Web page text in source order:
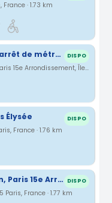
· 1.73 km
Parking en face de l'arrêt de métro La Motte Piquet Grenelle. DISPO
119 Boulevard de Grenelle, Paris 15e Arrondissement, Île-de-France, France · 1.75 km
Élysée DISPO
France · 1.76 km
96 Avenue de Suffren, Paris 15e Arrondissement, Île-de-France, France Direct propriétaire: Place de parking. Parking lumineux et sécurisé. 2ème Sous sol. DISPO
France · 1.77 km